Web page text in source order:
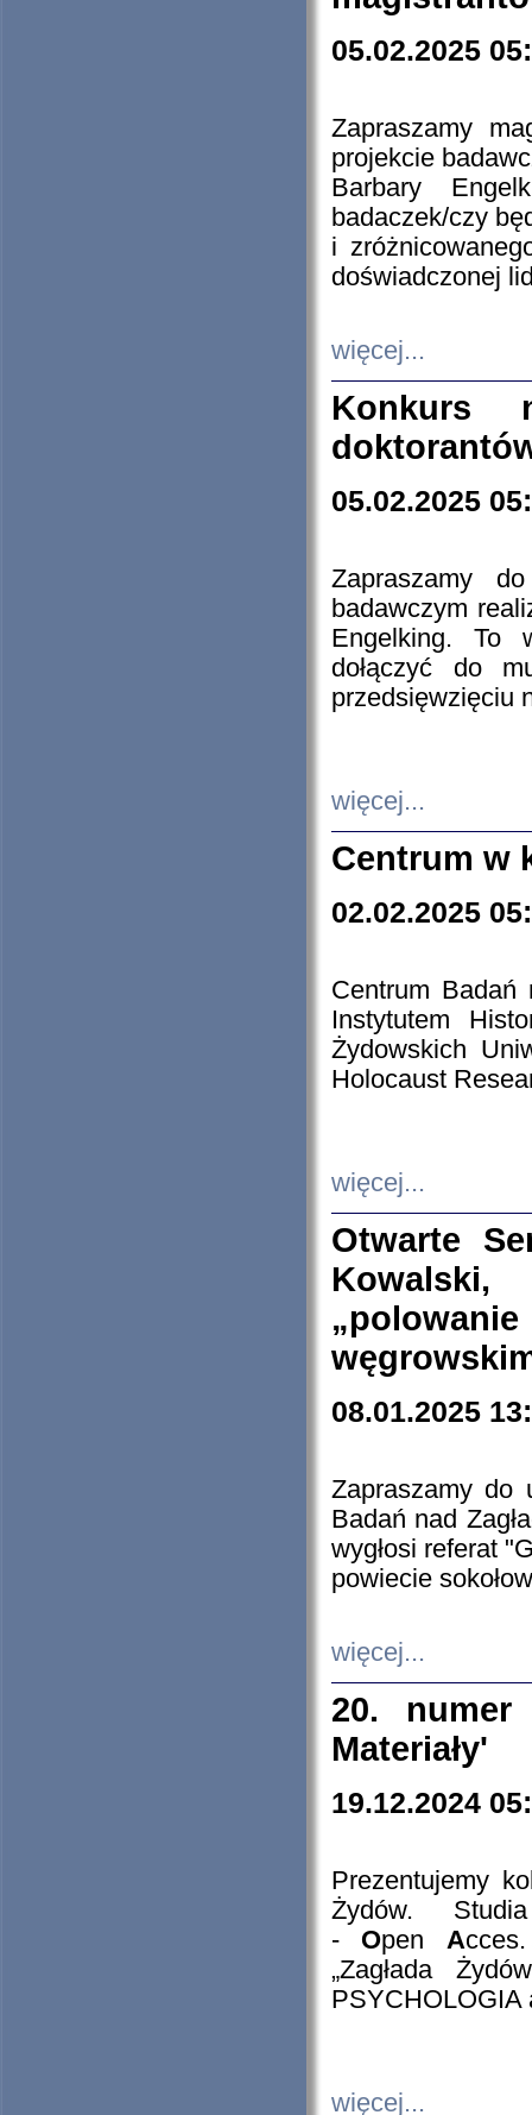
05.02.2025
Zapraszamy
projekcie
Barbary
badaczek/czy
i
doświadczonej
więcej...
Konkurs
05.02.2025
Zapraszamy
badawczym
Engelking. To
dołączyć do
przedsięwzięciu
więcej...
Centrum w
02.02.2025
Centrum Badań
Instytutem
Żydowskich
Holocaust
więcej...
Otwarte
08.01.2025
Zapraszamy do
Badań nad
wygłosi referat
powiecie
więcej...
20. numer
Materiały'
19.12.2024
Prezentujemy
Żydów.
- Open A
„Zagłada
PSYCHOLOGIA
więcej...